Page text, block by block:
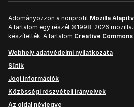
Adományozzon a nonprofit Mozilla
A tartalom egy részét ©1998–2026
készítették. A tartalom Creative
Webhely adatvédelmi nyilatkozata
Sütik
Jogi információk
Közösségi részvételi irányelvek
Az oldal névjegye